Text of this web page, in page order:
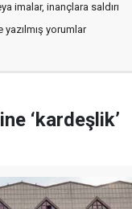
imalar, inançlara saldırı
yorumlar
‘kardeşlik’